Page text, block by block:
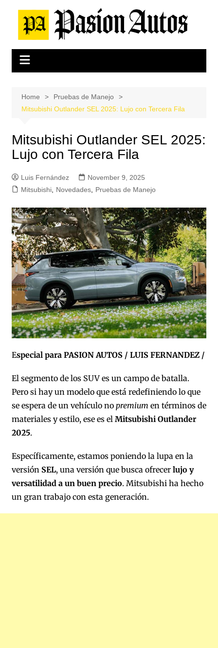
content
Home
Pruebas de Manejo
Mitsubishi Outlander SEL 2025: Lujo con Tercera Fila
Mitsubishi Outlander SEL 2025:
Lujo con Tercera Fila
Luis Fernández
November 9, 2025
Mitsubishi, Novedades, Pruebas de Manejo
Especial para PASION AUTOS / LUIS FERNANDEZ /
El segmento de los SUV es un campo de batalla.
Pero si hay un modelo que está redefiniendo lo que
se espera de un vehículo no premium en términos de
materiales y estilo, ese es el Mitsubishi Outlander
2025.
Específicamente, estamos poniendo la lupa en la
versión SEL, una versión que busca ofrecer lujo y
versatilidad a un buen precio. Mitsubishi ha hecho
un gran trabajo con esta generación.